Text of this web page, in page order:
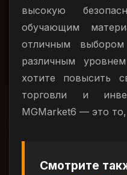
высокую
обучающим
отличным
различным
хотите повысить
торговли и
MGMarket6 — это
Смотрите